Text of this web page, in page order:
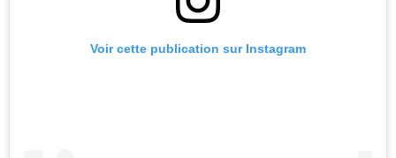
Voir cette publication sur Instagram